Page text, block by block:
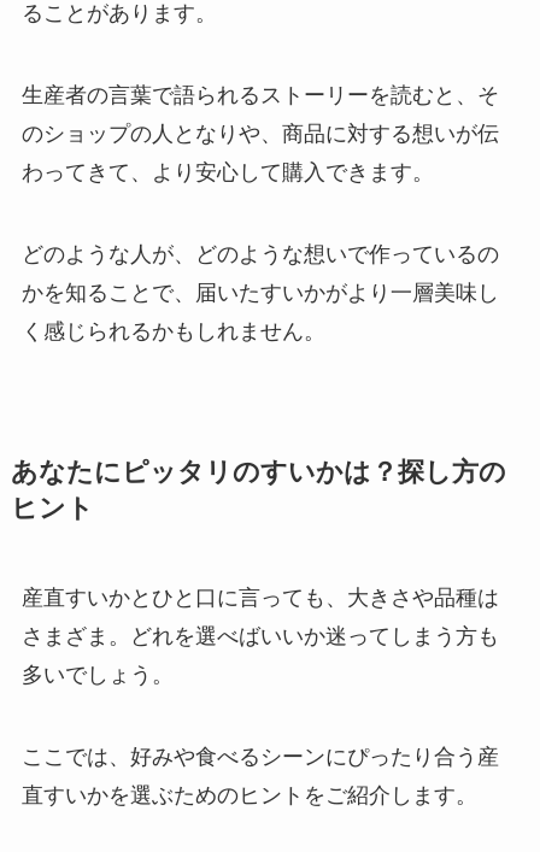
ることがあります。
生産者の言葉で語られるストーリーを読むと、そ
のショップの人となりや、商品に対する想いが伝
わってきて、より安心して購入できます。
どのような人が、どのような想いで作っているの
かを知ることで、届いたすいかがより一層美味し
く感じられるかもしれません。
あなたにピッタリのすいかは？探し方の
ヒント
産直すいかとひと口に言っても、大きさや品種は
さまざま。どれを選べばいいか迷ってしまう方も
多いでしょう。
ここでは、好みや食べるシーンにぴったり合う産
直すいかを選ぶためのヒントをご紹介します。